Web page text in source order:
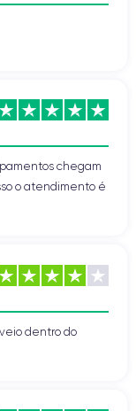
chegam
o atendimento é
dentro do